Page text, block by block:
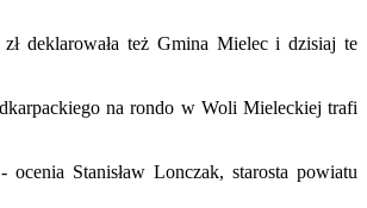
deklarowała też Gmina Mielec i dzisiaj te
na rondo w Woli Mieleckiej trafi
Stanisław Lonczak, starosta powiatu